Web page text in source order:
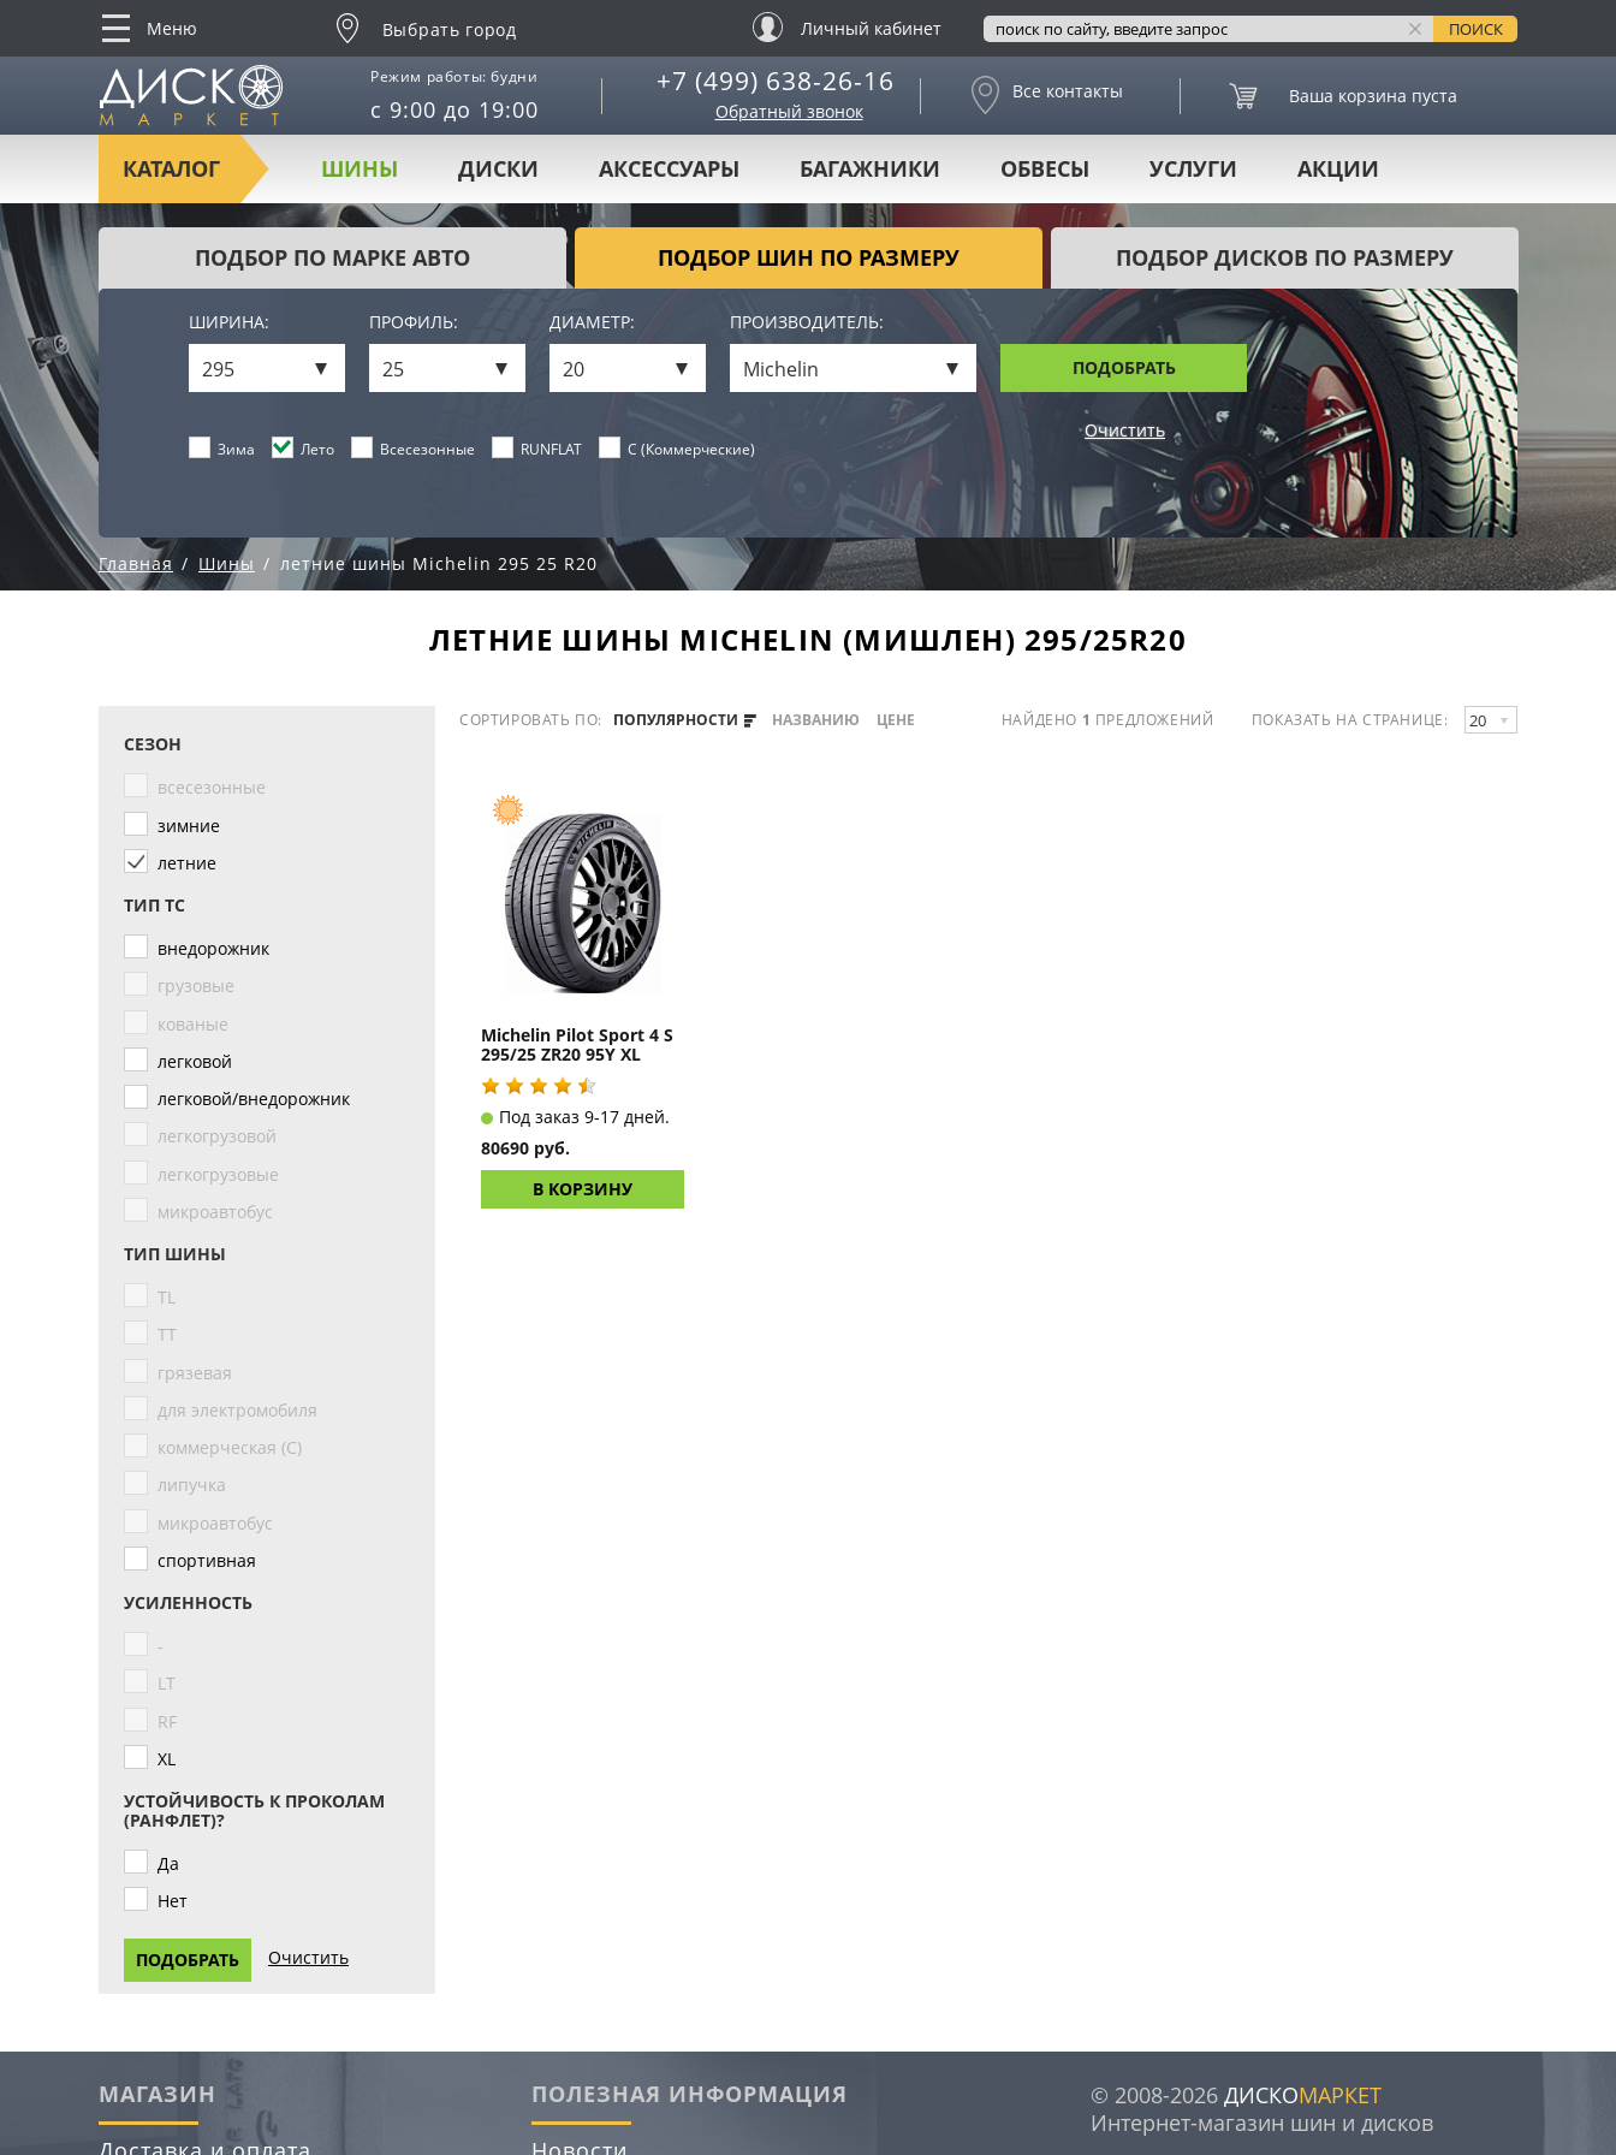
Меню Выбрать город Личный кабинет
Режим работы: будни
с 9:00 до 19:00
+7 (499) 638-26-16
Обратный звонок
Все контакты Ваша корзина пуста
КАТАЛОГ ШИНЫ ДИСКИ АКСЕССУАРЫ БАГАЖНИКИ ОБВЕСЫ УСЛУГИ АКЦИИ
ПОДБОР ПО МАРКЕ АВТО ПОДБОР ШИН ПО РАЗМЕРУ ПОДБОР ДИСКОВ ПО РАЗМЕРУ
ШИРИНА: ПРОФИЛЬ: ДИАМЕТР: ПРОИЗВОДИТЕЛЬ:
295 25 20 Michelin ПОДОБРАТЬ
Зима Лето Всесезонные RUNFLAT C (Коммерческие)
Главная Шины летние шины Michelin 295 25 R20
ЛЕТНИЕ ШИНЫ MICHELIN (МИШЛЕН) 295/25R20
СЕЗОН
всесезонные
зимние
летние
ТИП ТС
внедорожник
грузовые
кованые
легковой
легковой/внедорожник
легкогрузовой
легкогрузовые
микроавтобус
ТИП ШИНЫ
TL
TT
грязевая
для электромобиля
коммерческая (С)
липучка
микроавтобус
спортивная
УСИЛЕННОСТЬ
-
LT
RF
XL
УСТОЙЧИВОСТЬ К ПРОКОЛАМ
(РАНФЛЕТ)?
Да
Нет
СОРТИРОВАТЬ ПО: ПОПУЛЯРНОСТИ НАЗВАНИЮ ЦЕНЕ НАЙДЕНО 1 ПРЕДЛОЖЕНИЙ ПОКАЗАТЬ НА СТРАНИЦЕ: 20
Michelin Pilot Sport 4 S
295/25 ZR20 95Y XL
Под заказ 9-17 дней.
80690 руб.
В КОРЗИНУ
МАГАЗИН
ПОЛЕЗНАЯ ИНФОРМАЦИЯ
© 2008-2026 ДИСКОМАРКЕТ
Интернет-магазин шин и дисков